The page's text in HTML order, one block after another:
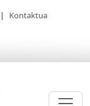
| Kontaktua